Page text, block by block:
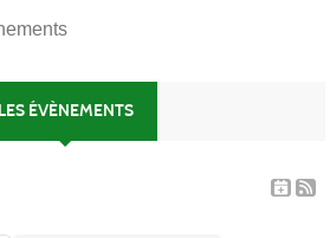
LES ÉVÈNEMENTS